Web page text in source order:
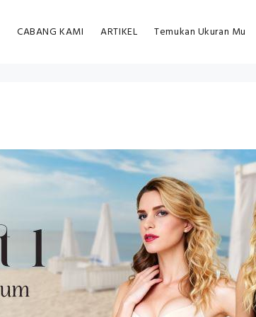
CABANG KAMI ARTIKEL Temukan Ukuran Mu